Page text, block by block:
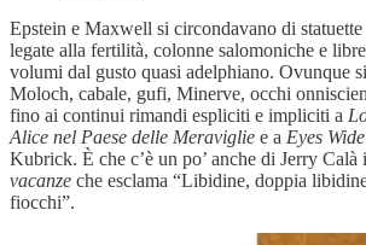
Epstein e Maxwell si circondavano di statuette
legate alla fertilità, colonne salomoniche e
volumi dal gusto quasi adelphiano. Ovunque
Moloch, cabale, gufi, Minerve, occhi
fino ai continui rimandi espliciti e impliciti a
Alice nel Paese delle Meraviglie e a Eyes
Kubrick. È che c’è un po’ anche di Jerry Calà
vacanze che esclama “Libidine, doppia
fiocchi”.